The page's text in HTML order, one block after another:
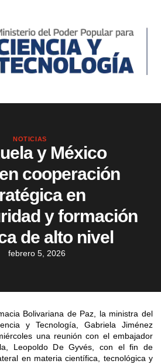
NOTICIAS
y México
cooperación
en
y formación
de alto nivel
febrero 5, 2026
Bolivariana de Paz, la ministra del
y Tecnología, Gabriela Jiménez
una reunión con el embajador
Leopoldo De Gyvés, con el fin de
en materia científica, tecnológica y